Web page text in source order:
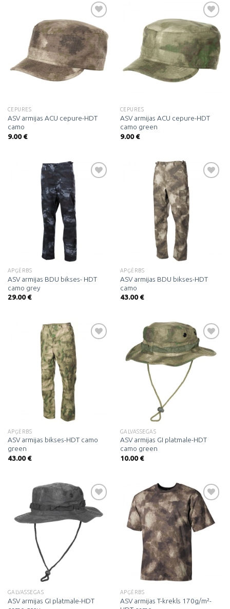
Pievienot
vēlmju
sarakstam
CEPURES
ASV armijas ACU cepure-HDT
camo
9.00€
Pievienot
vēlmju
sarakstam
CEPURES
ASV armijas ACU cepure-HDT
camo green
9.00€
APĢĒRBS
ASV armijas BDU bikses- HDT
camo grey
29.00€
APĢĒRBS
ASV armijas BDU bikses-HDT
camo
43.00€
APĢĒRBS
ASV armijas bikses-HDT camo
green
43.00€
Pievienot
GALVASSEGAS
ASV armijas GI platmale-HDT
camo green
10.00€
Pievienot
GALVASSEGAS
ASV armijas GI platmale-HDT
Pievienot
vēlmju
sarakstam
APĢĒRBS
ASV armijas T-krekls 170g/m²-